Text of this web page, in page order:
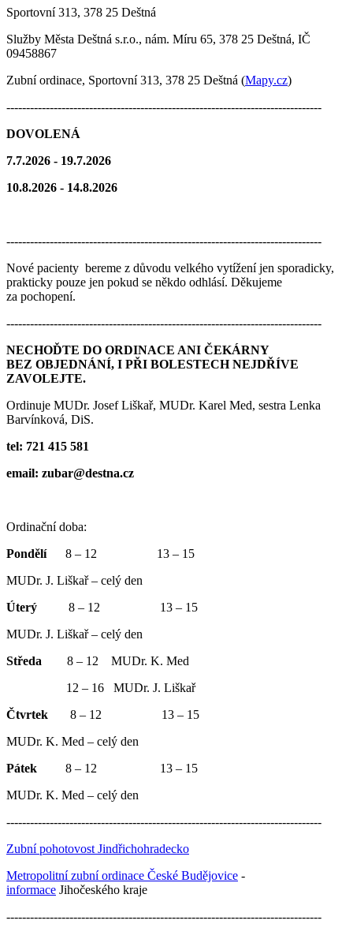
Sportovní 313, 378 25 Deštná
Služby Města Deštná s.r.o., nám. Míru 65, 378 25 Deštná, IČ
09458867
Zubní ordinace, Sportovní 313, 378 25 Deštná (Mapy.cz)
--------------------------------------------------------------------------------
DOVOLENÁ
7.7.2026 - 19.7.2026
10.8.2026 - 14.8.2026
--------------------------------------------------------------------------------
Nové pacienty bereme z důvodu velkého vytížení jen sporadicky,
prakticky pouze jen pokud se někdo odhlásí. Děkujeme
za pochopení.
--------------------------------------------------------------------------------
NECHOĎTE DO ORDINACE ANI ČEKÁRNY
BEZ OBJEDNÁNÍ, I PŘI BOLESTECH NEJDŘÍVE
ZAVOLEJTE.
Ordinuje MUDr. Josef Liškař, MUDr. Karel Med, sestra Lenka
Barvínková, DiS.
tel: 721 415 581
email: zubar@destna.cz
Ordinační doba:
Pondělí8 – 12 13 – 15
MUDr. J. Liškař – celý den
Úterý 8 – 12 13 – 15
MUDr. J. Liškař – celý den
Středa 8 – 12 MUDr. K. Med
12 – 16 MUDr. J. Liškař
Čtvrtek 8 – 12 13 – 15
MUDr. K. Med – celý den
Pátek 8 – 12 13 – 15
MUDr. K. Med – celý den
--------------------------------------------------------------------------------
Zubní pohotovost Jindřichohradecko
Metropolitní zubní ordinace České Budějovice -
informace Jihočeského kraje
--------------------------------------------------------------------------------